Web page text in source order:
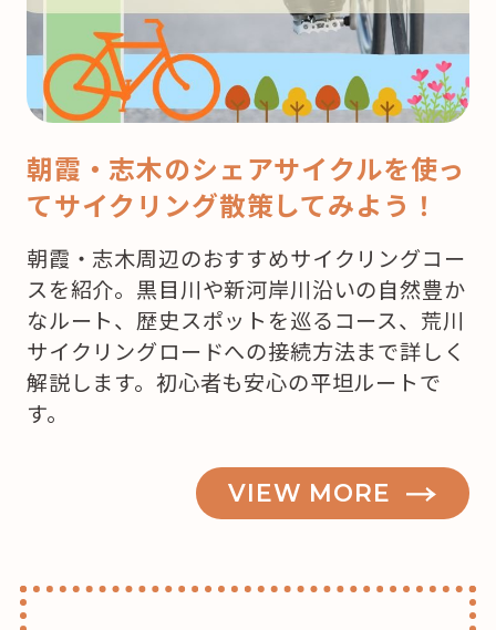
マ
ス！
ど
こ
ケ
ー
を
買
お
う
か
な？”
朝霞・志木のシェアサイクルを使っ
てサイクリング散策してみよう！
朝霞・志木周辺のおすすめサイクリングコー
スを紹介。黒目川や新河岸川沿いの自然豊か
なルート、歴史スポットを巡るコース、荒川
サイクリングロードへの接続方法まで詳しく
解説します。初心者も安心の平坦ルートで
す。
VIEW MORE